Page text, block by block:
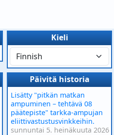
Kieli
Päivitä historia
Lisätty "pitkän matkan
ampuminen – tehtävä 08
päätepiste" tarkka-ampujan
eliittivastustusvinkkeihin.
sunnuntai 5. heinäkuuta 2026